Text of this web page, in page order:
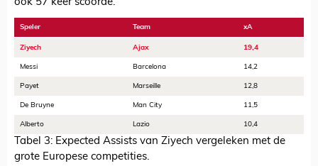
ook 57 keer scoorde.
Speler Team xA
Ziyech Ajax 19,4
Messi Barcelona 14,2
Payet Marseille 12,8
De Bruyne Man City 11,5
Alberto Lazio 10,4
Tabel 3: Expected Assists van Ziyech vergeleken met de
grote Europese competities.